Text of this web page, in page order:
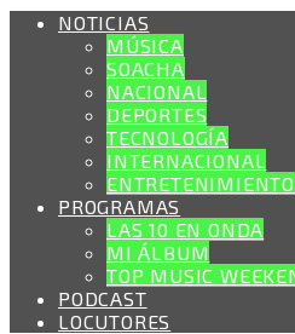
NOTICIAS
MÚSICA
SOACHA
NACIONAL
DEPORTES
TECNOLOGÍA
INTERNACIONAL
ENTRETENIMIENTO
PROGRAMAS
LAS 10 EN ONDA
MI ÁLBUM
TOP MUSIC
PODCAST
LOCUTORES